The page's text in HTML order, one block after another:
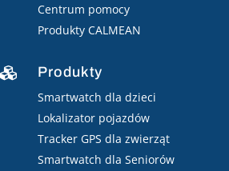
Centrum pomocy
Produkty CALMEAN
 Produkty
Smartwatch dla dzieci
Lokalizator pojazdów
Tracker GPS dla zwierząt
Smartwatch dla Seniorów